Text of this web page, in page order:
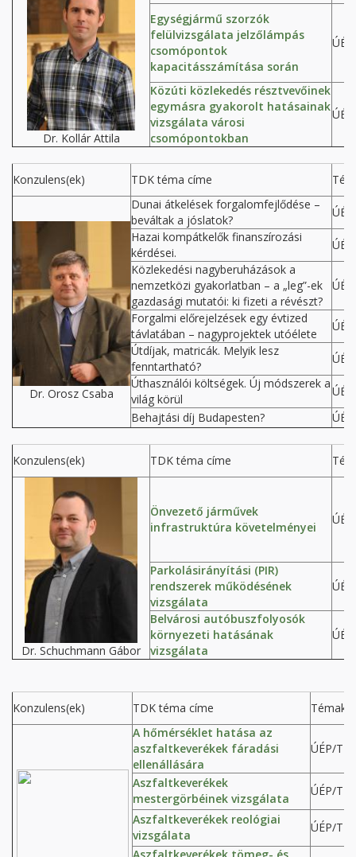
Dr. Kollár Attila
Egységjármű szorzók
felülvizsgálata jelzőlámpás
csomópontok
kapacitásszámítása során
Közúti közlekedés résztvevőinek
egymásra gyakorolt hatásainak
vizsgálata városi
csomópontokban
Konzulens(ek) TDK téma címe
Dr. Orosz Csaba
Dunai átkelések forgalomfejlődése –
beváltak a jóslatok?
Hazai kompátkelők finanszírozási
kérdései.
Közlekedési nagyberuházások a
nemzetközi gyakorlatban – a „leg”-ek
gazdasági mutatói: ki fizeti a révészt?
Forgalmi előrejelzések egy évtized
távlatában – nagyprojektek utóélete
Útdíjak, matricák. Melyik lesz
fenntartható?
Úthasználói költségek. Új módszerek a
világ körül
Behajtási díj Budapesten?
Konzulens(ek) TDK téma címe
Dr. Schuchmann Gábor
Önvezető járművek
infrastruktúra követelményei
Parkolásirányítási (PIR)
rendszerek működésének
vizsgálata
Belvárosi autóbuszfolyosók
környezeti hatásának
vizsgálata
Konzulens(ek) TDK téma címe
A hőmérséklet hatása az
aszfaltkeverékek fáradási
ellenállására
ÚÉP/T
Aszfaltkeverékek
mestergörbéinek vizsgálata
ÚÉP/T
Aszfaltkeverékek reológiai
vizsgálata
ÚÉP/T